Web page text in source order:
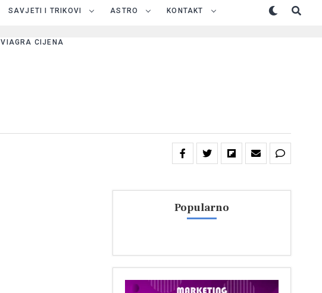
SAVJETI I TRIKOVI ASTRO KONTAKT
VIAGRA CIJENA
Popularno